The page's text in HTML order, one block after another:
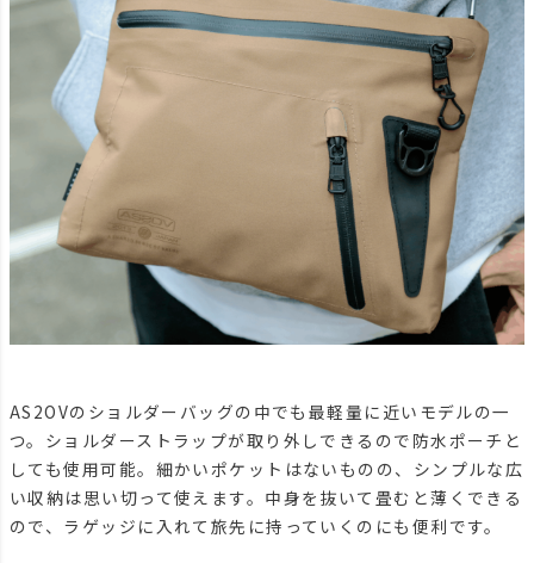
AS2OVのショルダーバッグの中でも最軽量に近いモデルの一
つ。ショルダーストラップが取り外しできるので防水ポーチと
しても使用可能。細かいポケットはないものの、シンプルな広
い収納は思い切って使えます。中身を抜いて畳むと薄くできる
ので、ラゲッジに入れて旅先に持っていくのにも便利です。